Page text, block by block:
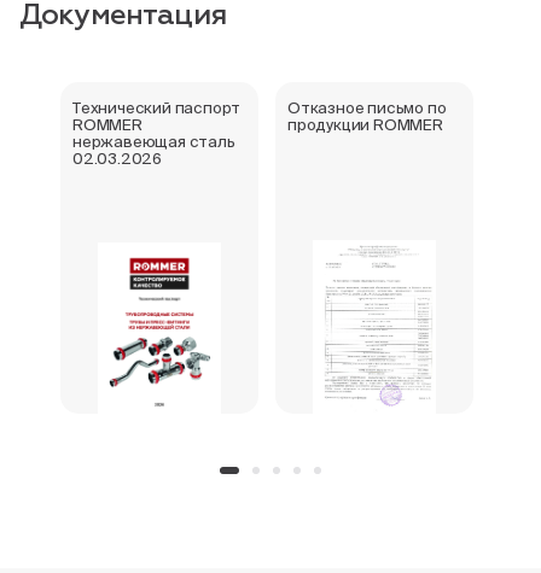
Документация
Технический паспорт
ROMMER
нержавеющая сталь
02.03.2026
Отказное письмо по
продукции ROMMER